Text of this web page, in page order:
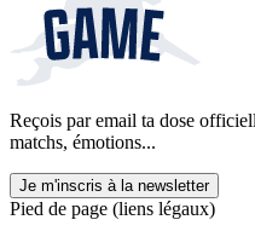
Reçois par email ta dose
matchs, émotions...
Je m'inscris à la newsletter
Pied de page (liens légaux)